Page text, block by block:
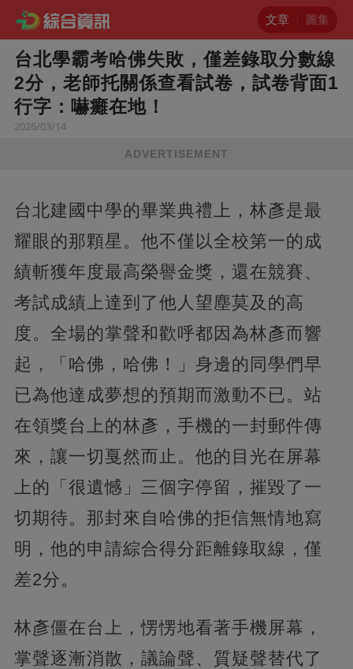
文章 圖集
台北學霸考哈佛失敗，僅差錄取分數線
2分，老師托關係查看試卷，試卷背面1
行字：嚇癱在地！
2026/03/14
ADVERTISEMENT
台北建國中學的畢業典禮上，林彥是最
耀眼的那顆星。他不僅以全校第一的成
績斬獲年度最高榮譽金獎，還在競賽、
考試成績上達到了他人望塵莫及的高
度。全場的掌聲和歡呼都因為林彥而響
起，「哈佛，哈佛！」身邊的同學們早
已為他達成夢想的預期而激動不已。站
在領獎台上的林彥，手機的一封郵件傳
來，讓一切戛然而止。他的目光在屏幕
上的「很遺憾」三個字停留，摧毀了一
切期待。那封來自哈佛的拒信無情地寫
明，他的申請綜合得分距離錄取線，僅
差2分。
林彥僵在台上，愣愣地看著手機屏幕，
掌聲逐漸消散，議論聲、質疑聲替代了